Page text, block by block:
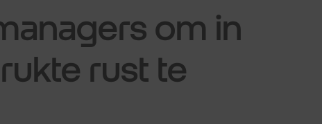
om in
rust te